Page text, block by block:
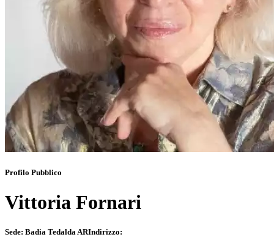
Profilo Pubblico
Vittoria Fornari
Sede: Badia Tedalda ARIndirizzo: